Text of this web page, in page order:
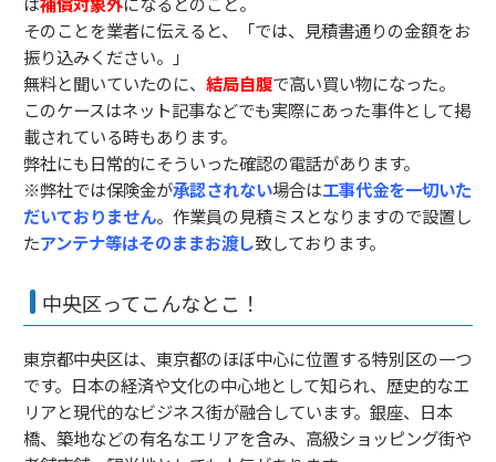
そのことを業者に伝えると、「では、見積書通りの金額をお
振り込みください。」
無料と聞いていたのに、 結局自腹で高い買い物になった。
このケースはネット記事などでも実際にあった事件として掲
載されている時もあります。
弊社にも日常的にそういった確認の電話があります。
※弊社では保険金が承認されない場合は工事代金を一切いた
だいておりません。作業員の見積ミスとなりますので設置し
たアンテナ等はそのままお渡し致しております。
中央区ってこんなとこ！
東京都中央区は、東京都のほぼ中心に位置する特別区の一つ
です。日本の経済や文化の中心地として知られ、歴史的なエ
リアと現代的なビジネス街が融合しています。銀座、日本
橋、築地などの有名なエリアを含み、高級ショッピング街や